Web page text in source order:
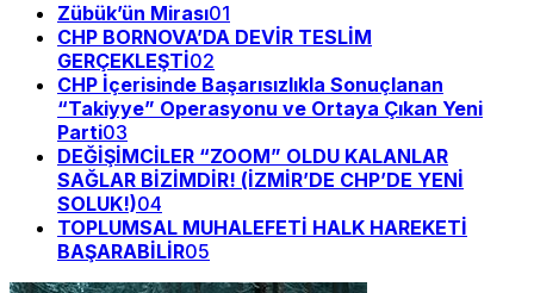
Zübük’ün Mirası01
CHP BORNOVA’DA DEVİR TESLİM
GERÇEKLEŞTİ02
CHP İçerisinde Başarısızlıkla Sonuçlanan
“Takiyye” Operasyonu ve Ortaya Çıkan Yeni
Parti03
DEĞİŞİMCİLER “ZOOM” OLDU KALANLAR
SAĞLAR BİZİMDİR! (İZMİR’DE CHP’DE YENİ
SOLUK!)04
TOPLUMSAL MUHALEFETİ HALK HAREKETİ
BAŞARABİLİR05